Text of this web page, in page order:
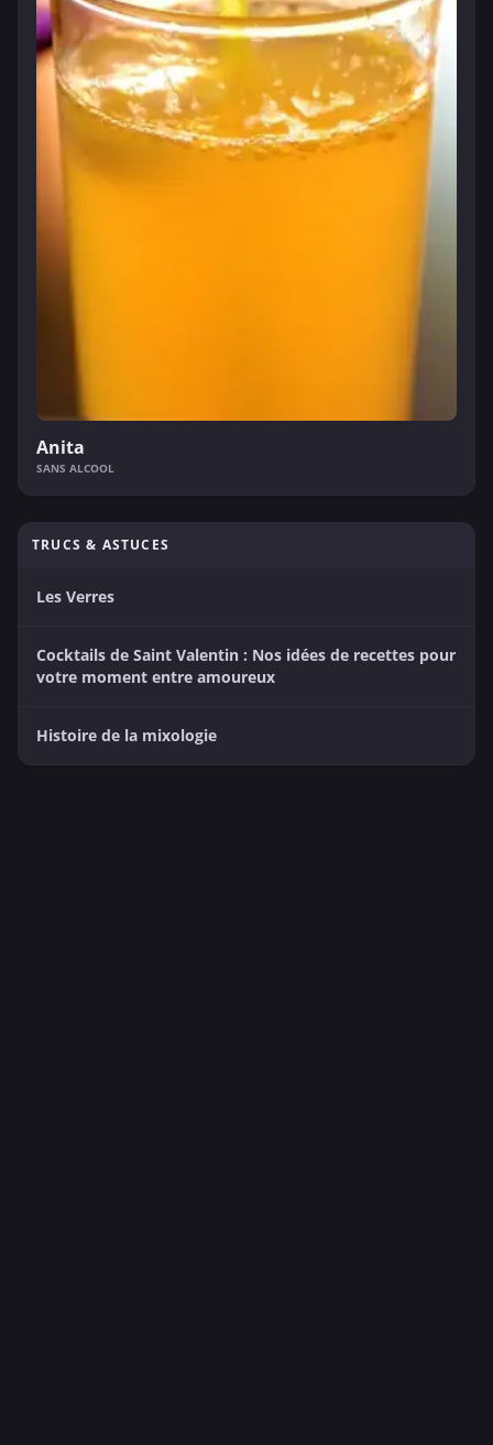
Anita
SANS ALCOOL
TRUCS & ASTUCES
Les Verres
Cocktails de Saint Valentin : Nos idées de recettes pour
votre moment entre amoureux
Histoire de la mixologie